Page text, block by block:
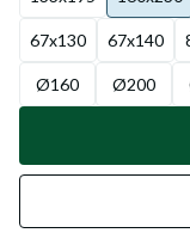
67x130 67x140
Ø160 Ø200